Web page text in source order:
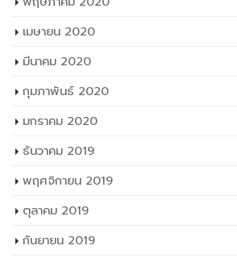
เมษายน 2020
มีนาคม 2020
กุมภาพันธ์ 2020
มกราคม 2020
ธันวาคม 2019
พฤศจิกายน 2019
ตุลาคม 2019
กันยายน 2019